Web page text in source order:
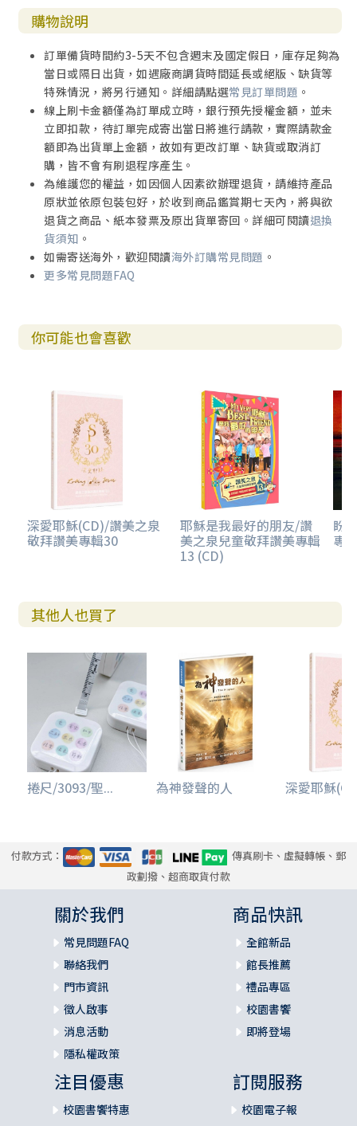
宣告活著的不再是我，乃是基督在裡面活著 。溫柔卻極其剛
強的歌聲獻在祭壇前，激勵著每位敬拜者因信而活、堅定委
9. 唯一的使命
一份向天父毫無保留的降服，盼望看見萬民悔改相信、土地
與世代被聖靈甦醒，這就是唯一的使命 。這不僅是一首歌，
更是這世代敬拜者挺身而出、用生命為主奔跑的回應 。
10. 從我興起
帶著謙卑的呼求，是將生命主權完全交出、渴望個人悔改與
復興的真實禱告。盼望聽見這首歌的你也能深深地被鼓勵，
發出最深的呼喊：「復興從我興起！」
11. 不需要理由
現代電子音樂的強烈節奏與 Live Band 的現場爆發力完美搭
無論得時或不得時，不需要一個理由，我們時時都能來讚
美，時時都能跳舞敬拜祂！
歌曲採用四位男歌手的細緻編制，帶著毫無畏懼的信靠。在
激昂宣告與對神全然信任的背後，更帶出生命最深切的委身
與永恆盼望 。
13. 堅定而溫柔
男女對唱搭配細膩轉調，從古典吉他到Live Band，結構豐富
卻情感純粹，並融合經典歌曲「被愛」。
14. 一路不孤單
最適合在團契唱的歌！你有沒有一起面對風浪、前往夢想的
15. 耶穌基督
宏大而穩健的音樂張力，將最高尊榮歸給耶穌。因著耶穌基
督，我們得以坦然進入至聖所 ，與父神面對面 。
16. 我真渴望與祢相遇 (只收錄於數位MP3專輯)
在弦樂和溫柔的鋼琴的中，唱出回歸心靈與誠實的敬拜。
17. 讓我更深更深來愛祢 (只收錄於數位MP3專輯)
由兩位女歌手與一台鋼琴完成。音樂褪去華麗外衣，保留最
真實的情感，進入只有敬拜者與神的專屬空間裡 。
你一起宣告，無論前方挑戰多大，耶穌要和你一起越過高山
低谷 。
購物說明
訂單備貨時間約3-5天不包含週末及國定假日，庫存足夠為
當日或隔日出貨，如遇廠商調貨時間延長或絕版、缺貨等
特殊情況，將另行通知。詳細請點選常見訂單問題 。
線上刷卡金額僅為訂單成立時，銀行預先授權金額，並未
立即扣款，待訂單完成寄出當日將進行請款，實際請款金
額即為出貨單上金額，故如有更改訂單、缺貨或取消訂
購，皆不會有刷退程序產生。
為維護您的權益，如因個人因素欲辦理退貨，請維持產品
原狀並依原包裝包好，於收到商品鑑賞期七天內，將與欲
退貨之商品、紙本發票及原出貨單寄回。詳細可閱讀退換
貨須知 。
如需寄送海外，歡迎閱讀海外訂購常見問題 。
更多常見問題FAQ
你可能也會喜歡
深愛耶穌(CD)/讚美之泉
敬拜讚美專輯30
耶穌是我最好的朋友/讚
美之泉兒童敬拜讚美專輯
13 (CD)
盼
專
其他人也買了
捲尺/3093/聖... 為神發聲的人 深愛耶穌
付款方式：
傳真刷卡、虛擬轉帳、郵
政劃撥、超商取貨付款
關於我們
常見問題FAQ
聯絡我們
門市資訊
徵人啟事
消息活動
隱私權政策
商品快訊
全館新品
館長推薦
禮品專區
校園書饗
即將登場
注目優惠
校園書饗特惠
訂閱服務
校園電子報